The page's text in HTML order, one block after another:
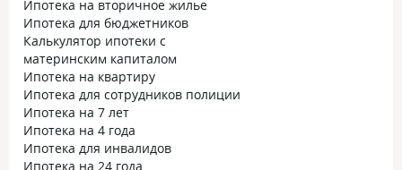
Ипотека на вторичное жилье
Ипотека для бюджетников
Калькулятор ипотеки с
материнским капиталом
Ипотека на квартиру
Ипотека для сотрудников полиции
Ипотека на 7 лет
Ипотека на 4 года
Ипотека для инвалидов
Ипотека на 24 года